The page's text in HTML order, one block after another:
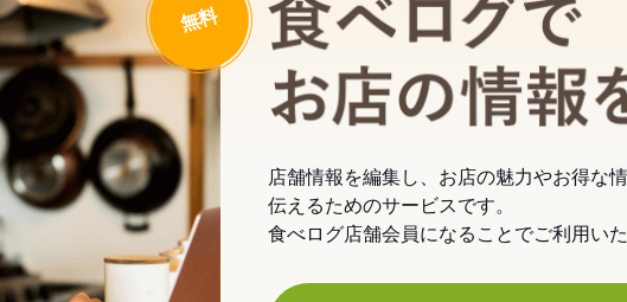
無料
店舗情報を編集し、お店の魅力やお得な
伝えるためのサービスです。
食べログ店舗会員になることでご利用いた